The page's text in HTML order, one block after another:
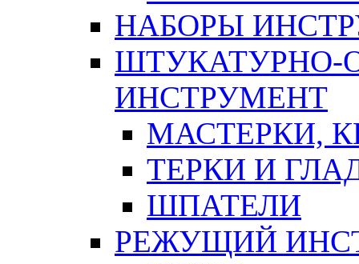
НАБОРЫ
ШТУКАТУРНО-
ИНСТРУМЕНТ
МАСТЕРКИ,
ТЕРКИ И
ШПАТЕЛИ
РЕЖУЩИЙ